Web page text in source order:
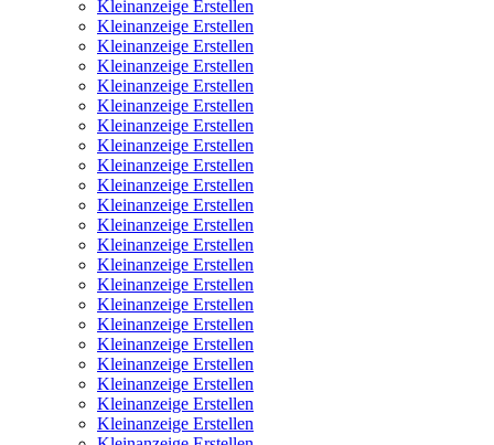
Kleinanzeige Erstellen
Kleinanzeige Erstellen
Kleinanzeige Erstellen
Kleinanzeige Erstellen
Kleinanzeige Erstellen
Kleinanzeige Erstellen
Kleinanzeige Erstellen
Kleinanzeige Erstellen
Kleinanzeige Erstellen
Kleinanzeige Erstellen
Kleinanzeige Erstellen
Kleinanzeige Erstellen
Kleinanzeige Erstellen
Kleinanzeige Erstellen
Kleinanzeige Erstellen
Kleinanzeige Erstellen
Kleinanzeige Erstellen
Kleinanzeige Erstellen
Kleinanzeige Erstellen
Kleinanzeige Erstellen
Kleinanzeige Erstellen
Kleinanzeige Erstellen